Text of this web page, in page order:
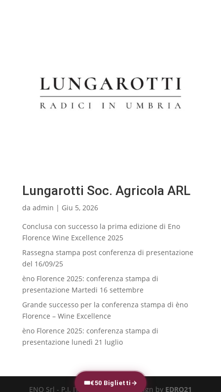
Lungarotti Soc. Agricola ARL
da admin | Giu 5, 2026
Conclusa con successo la prima edizione di Eno
Florence Wine Excellence 2025
Rassegna stampa post conferenza di presentazione
del 16/09/25
èno Florence 2025: conferenza stampa di
presentazione Martedi 16 settembre
Grande successo per la conferenza stampa di èno
Florence – Wine Excellence
èno Florence 2025: conferenza stampa di
presentazione lunedì 21 luglio
ENO Srl - P.I. IT-02616540973 - design by EDRO21
🎟€50 Biglietti →